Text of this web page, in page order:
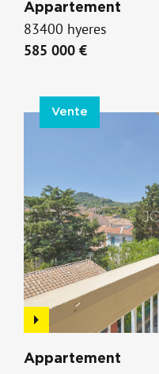
Appartement
83400 hyeres
585 000 €
Vente
Appartement